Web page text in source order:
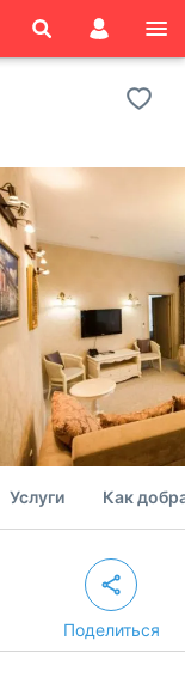
Услуги Как
Поделиться